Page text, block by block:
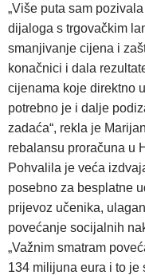
„Više puta sam
dijaloga s trgovačkim
smanjivanje cijena i
konačnici i dala
cijenama koje direktno
potrebno je i dalje
zadaća“, rekla je
rebalansu proračuna u
Pohvalila je veća
posebno za besplatne
prijevoz učenika,
povećanje socijalnih
„Važnim smatram
134 milijuna eura i to je